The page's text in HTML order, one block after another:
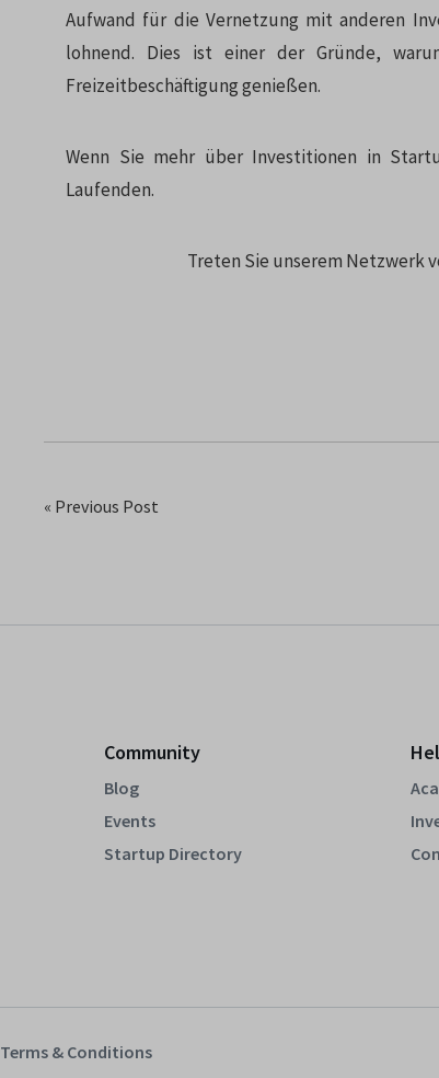
Aufwand für die Vernetzung mit anderen
lohnend. Dies ist einer der Gründe,
Freizeitbeschäftigung genießen.
Wenn Sie mehr über Investitionen in
Laufenden.
Treten Sie unserem Netzwerk
« Previous Post
Community
Blog
Events
Startup Directory
Terms & Conditions